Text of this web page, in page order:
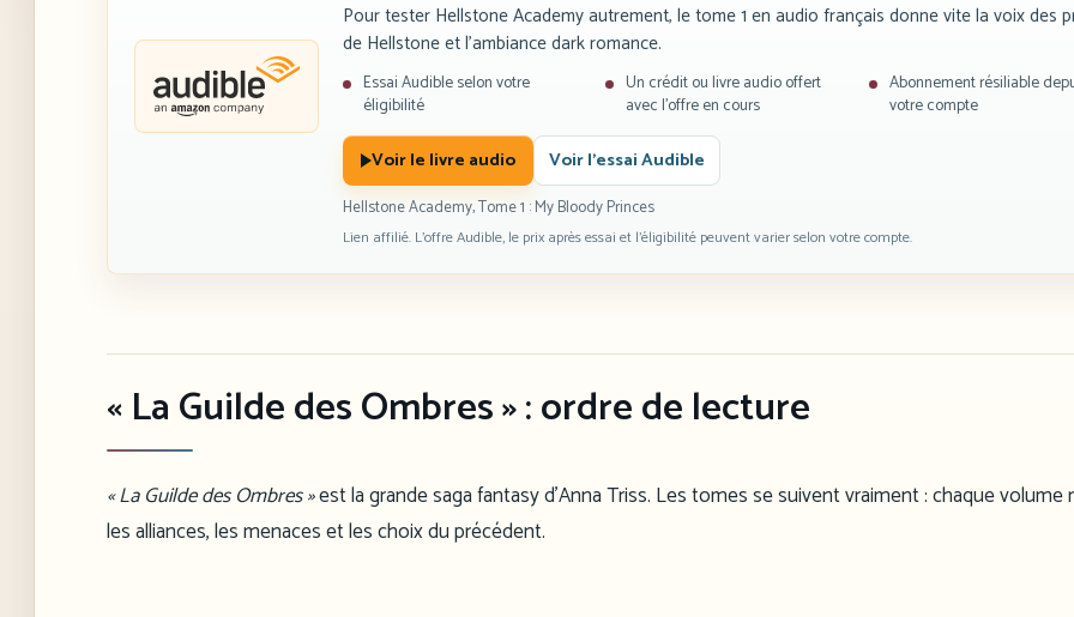
Pour tester Hellstone Academy autrement, le tome 1 en audio français donne vite la voix des
de Hellstone et l’ambiance dark romance.
Essai Audible selon votre
éligibilité
Un crédit ou livre audio offert
avec l’offre en cours
Abonnement résiliable
votre compte
Voir le livre audio Voir l’essai Audible
Hellstone Academy, Tome 1 : My Bloody Princes
Lien affilié. L’offre Audible, le prix après essai et l’éligibilité peuvent varier selon votre compte.
« La Guilde des Ombres » : ordre de lecture
« La Guilde des Ombres »est la grande saga fantasy d’Anna Triss. Les tomes se suivent vraiment : chaque volume
les alliances, les menaces et les choix du précédent.